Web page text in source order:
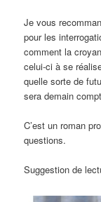
Je vous
pour les
comment la
celui-ci à se
quelle sorte de
sera demain
C’est un roman
questions.
Suggestion de